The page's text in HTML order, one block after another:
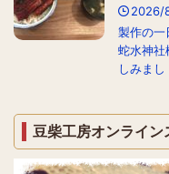
2026/
製作の一
蛇水神社
しみまし
豆柴工房オンライン